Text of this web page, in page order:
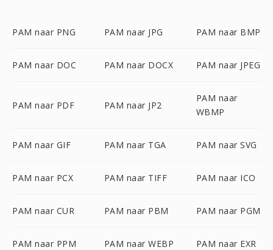
PAM naar PNG PAM naar JPG PAM naar BMP
PAM naar DOC PAM naar DOCX PAM naar JPEG
PAM naar PDF PAM naar JP2
PAM naar
WBMP
PAM naar GIF PAM naar TGA PAM naar SVG
PAM naar PCX PAM naar TIFF PAM naar ICO
PAM naar CUR PAM naar PBM PAM naar PGM
PAM naar PPM PAM naar WEBP PAM naar EXR